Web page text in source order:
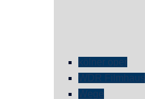
kölner oper
WDR Filmhaus
Wege